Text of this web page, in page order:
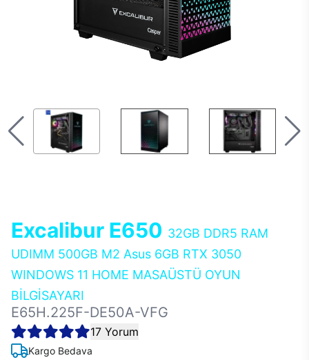
Excalibur E650 32GB DDR5 RAM
UDIMM 500GB M2 Asus 6GB RTX 3050
WINDOWS 11 HOME MASAÜSTÜ OYUN
BİLGİSAYARI
E65H.225F-DE50A-VFG
17 Yorum
Kargo Bedava